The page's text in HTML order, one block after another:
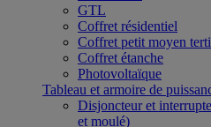
GTL
Coffret résidentiel
Coffret petit moyen
Coffret étanche
Photovoltaïque
Tableau et armoire de
Disjoncteur et
et moulé)